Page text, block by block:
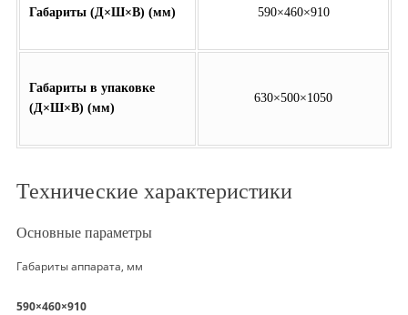
Габариты (Д×Ш×В) (мм) 590×460×910
Габариты в упаковке
(Д×Ш×В) (мм)
630×500×1050
Технические характеристики
Основные параметры
Габариты аппарата, мм
590×460×910